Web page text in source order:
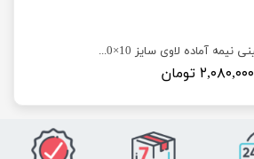
خلال سیب زمینی نیمه آماده لاوی سایز 10×10 - بسته 2/5 کیلویی
۲,۰۸۰,۰۰۰ تومان